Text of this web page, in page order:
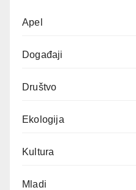
Apel
Događaji
Društvo
Ekologija
Kultura
Mladi